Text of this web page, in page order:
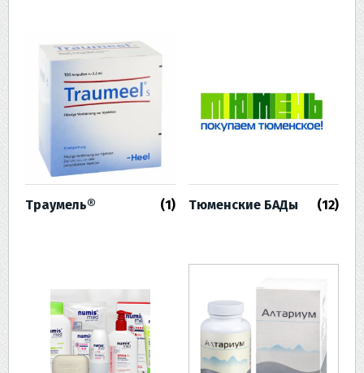
Траумель® (1) Тюменские БАДы (12)